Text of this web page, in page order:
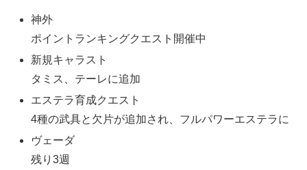
神外
ポイントランキングクエスト開催中
新規キャラスト
タミス、テーレに追加
エステラ育成クエスト
4種の武具と欠片が追加され、フルパワーエステラに
ヴェーダ
残り3週